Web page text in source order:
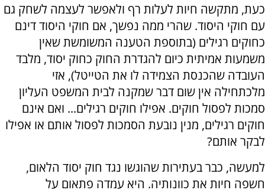
כעת, מתקשה חיות לעלות רף ולאפשר לעצמה לשחק גם
עם חוקי היסוד. שהרי ממה נפשך, אם חוקי היסוד דינם
כחוקים רגילים (בתוספת הטענה המשומשת שאין
משמעות אמיתית כיום להגדרת החוק כחוק יסוד, מלבד
העובדה שהכנסת הצמידה לו את הטייטל), אזי
מלכתחילה אין שום דבר שמקנה לבית המשפט העליון
סמכות לפסול חוקים. אפילו חוקים רגילים... ואם אינם
חוקים רגילים, מנין נובעת הסמכות לפסול אותם או אפילו
לבקר אותם?
למעשה, כבר בעתירות שהוגשו נגד חוק יסוד הלאום,
חשפה חיות את כוונותיה. היא עמדה פתאום על